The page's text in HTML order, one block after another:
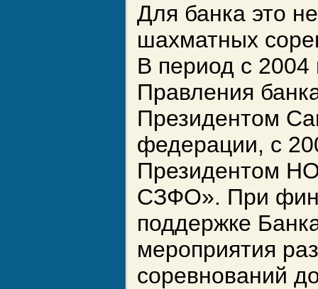
Для банка это
шахматных
В период с 2004
Правления
Президентом
федерации, с
Президентом
СЗФО». При
поддержке
мероприятия
соревнований